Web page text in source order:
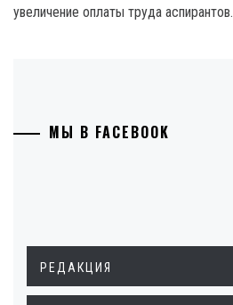
увеличение оплаты труда аспирантов.
МЫ В FACEBOOK
РЕДАКЦИЯ